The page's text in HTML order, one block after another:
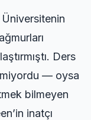
Üniversitenin
Ders
— oysa
bilmeyen
inatçı